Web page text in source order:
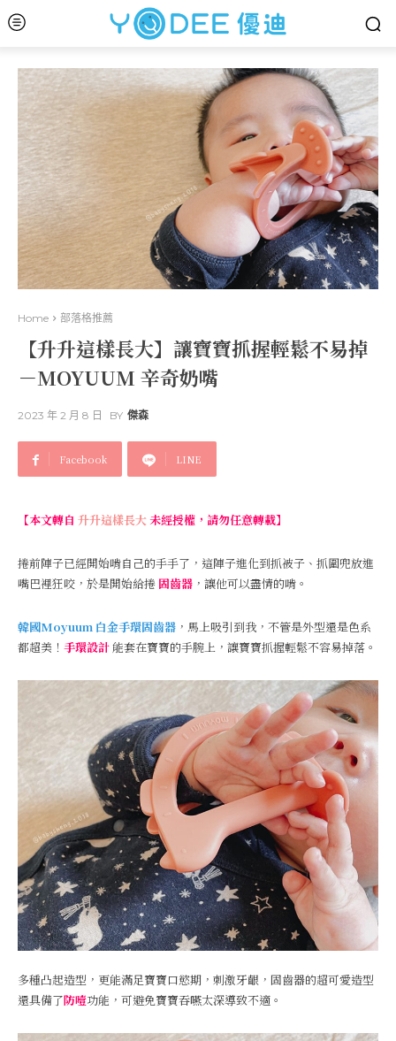
Home 部落格推薦
【升升這樣長大】讓寶寶抓握輕鬆不易掉
－MOYUUM 辛奇奶嘴
2023 年 2 月 8 日 BY 傑森
Facebook LINE
【本文轉自 升升這樣長大未經授權，請勿任意轉載】
捲前陣子已經開始啃自己的手手了，這陣子進化到抓被子、抓圍兜放進
嘴巴裡狂咬，於是開始給捲 固齒器 ，讓他可以盡情的啃。
韓國Moyuum 白金手環固齒器 ，馬上吸引到我，不管是外型還是色系
都超美！ 手環設計能套在寶寶的手腕上，讓寶寶抓握輕鬆不容易掉落。
多種凸起造型，更能滿足寶寶口慾期，刺激牙齦，固齒器的超可愛造型
還具備了防噎功能，可避免寶寶吞嚥太深導致不適。